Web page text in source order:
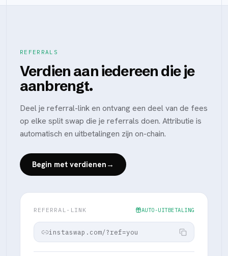
REFERRALS
Verdien aan iedereen die je
aanbrengt.
Deel je referral-link en ontvang een deel van de fees
op elke split swap die je referrals doen. Attributie is
automatisch en uitbetalingen zijn on-chain.
Begin met verdienen →
REFERRAL-LINK AUTO-UITBETALING
instaswap.com/?ref=you